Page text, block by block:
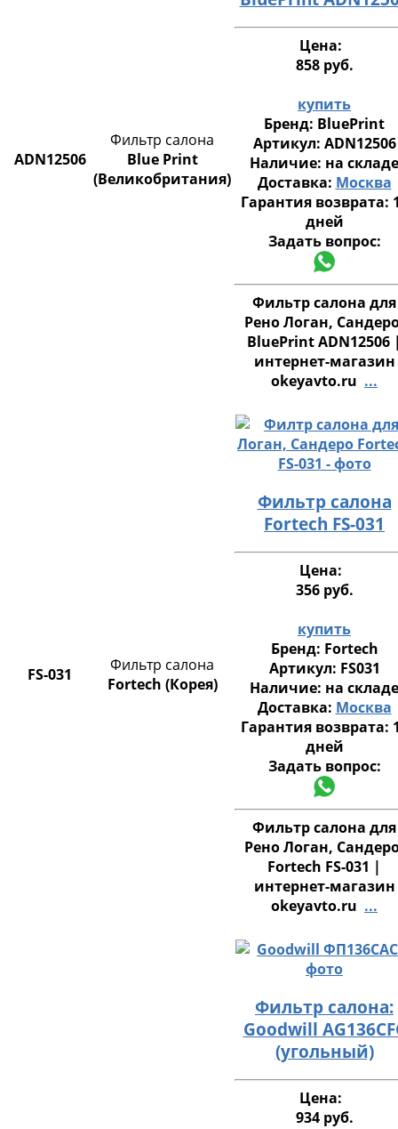
ADN12506
Фильтр салона
Blue Print
(Великобритания)
Цена:
858 руб.
купить
Бренд: BluePrint
Артикул: ADN12506
Наличие: на складе
Доставка: Москва
Гарантия возврата:
дней
Задать вопрос:
Фильтр салона для
Рено Логан,
BluePrint ADN12506
интернет-магазин
okeyavto.ru ...
FS-031
Фильтр салона
Fortech (Корея)
Фильтр салона
Fortech FS-031
Цена:
356 руб.
купить
Бренд: Fortech
Артикул: FS031
Наличие: на складе
Доставка: Москва
Гарантия возврата:
дней
Задать вопрос:
Фильтр салона для
Рено Логан,
Fortech FS-031 |
интернет-магазин
okeyavto.ru ...
Фильтр салона:
Goodwill
(угольный)
Цена:
934 руб.